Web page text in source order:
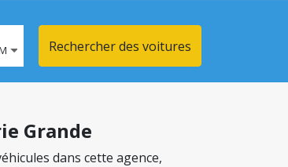
Rechercher des voitures
Grande
dans cette agence,